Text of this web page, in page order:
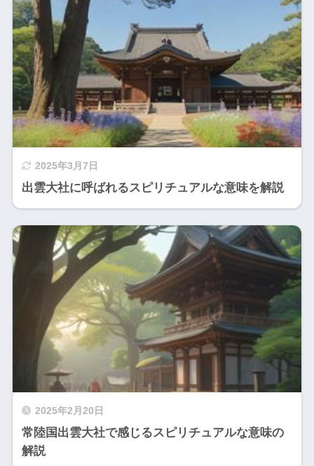
2025年3月7日
出雲大社に呼ばれるスピリチュアルな意味を解説
2025年2月20日
常陸国出雲大社で感じるスピリチュアルな意味の
解説